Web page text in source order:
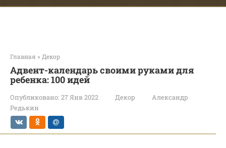
Главная » Декор
Адвент-календарь своими руками для
ребенка: 100 идей
Опубликовано: 27 Янв 2022 Декор
Александр
Редькин